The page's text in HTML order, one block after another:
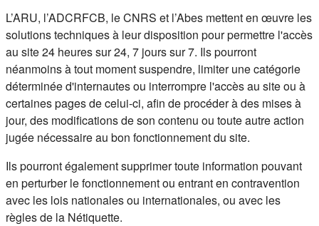
L’ARU, l’ADCRFCB, le CNRS et l’Abes mettent en œuvre les
solutions techniques à leur disposition pour permettre l'accès
au site 24 heures sur 24, 7 jours sur 7. Ils pourront
néanmoins à tout moment suspendre, limiter une catégorie
déterminée d'internautes ou interrompre l'accès au site ou à
certaines pages de celui-ci, afin de procéder à des mises à
jour, des modifications de son contenu ou toute autre action
jugée nécessaire au bon fonctionnement du site.
Ils pourront également supprimer toute information pouvant
en perturber le fonctionnement ou entrant en contravention
avec les lois nationales ou internationales, ou avec les
règles de la Nétiquette.